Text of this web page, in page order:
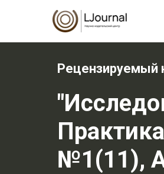
Рецензируемый
№1(11),